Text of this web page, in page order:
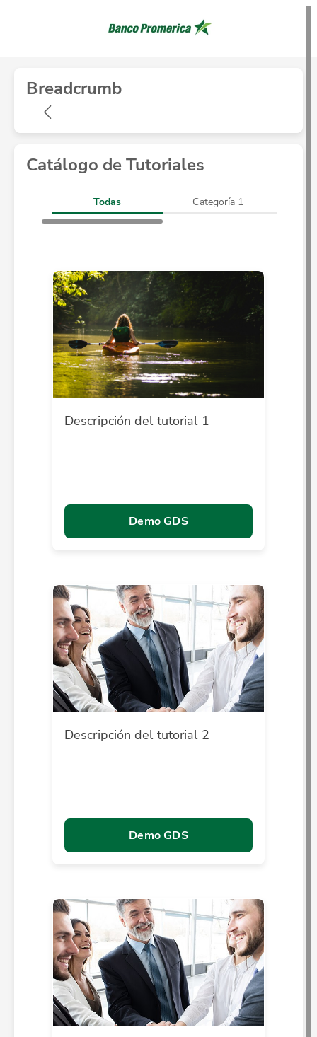
Breadcrumb
Catálogo de Tutoriales
Todas Categoría 1
Descripción del tutorial 1
Demo GDS
Descripción del tutorial 2
Demo GDS